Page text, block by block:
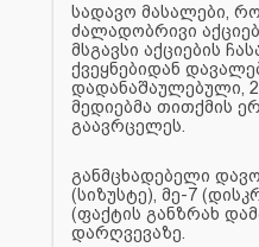
სადავო მასალები,
ძალადობრივი
მსგავსი აქციების
ქვეყნებიდან
დადანაშაულებული,
მედიებმა თითქმის
გაავრცელეს.
განმცხადებელი
(სიზუსტე), მე-7
(ფაქტის განზრახ
დარღვევაზე.